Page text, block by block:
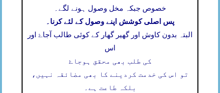
خصوص جبکہ مخل وصول ہونے لگے۔
پس اصلی کوشش اپنے وصول کے لئے کرنا۔
البتہ بدون کاوش اور گھیر گھار کے کوئی طالب آجاۓ اور
اس
کی طلب بھی محقق ہوجاۓ
تو اس کی خدمت کردینے کا بھی مضائقہ نہیں،
بلکہ طاعت ہے۔